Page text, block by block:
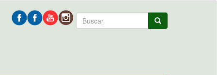
Formulario